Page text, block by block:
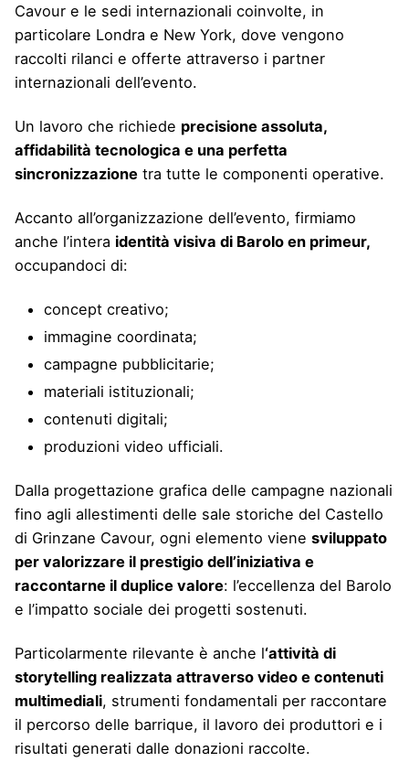
Cavour e le sedi internazionali coinvolte, in
particolare Londra e New York, dove vengono
raccolti rilanci e offerte attraverso i partner
internazionali dell’evento.
Un lavoro che richiede precisione assoluta,
affidabilità tecnologica e una perfetta
sincronizzazione tra tutte le componenti operative.
Accanto all’organizzazione dell’evento, firmiamo
anche l’intera identità visiva di Barolo en primeur,
occupandoci di:
concept creativo;
immagine coordinata;
campagne pubblicitarie;
materiali istituzionali;
contenuti digitali;
produzioni video ufficiali.
Dalla progettazione grafica delle campagne nazionali
fino agli allestimenti delle sale storiche del Castello
di Grinzane Cavour, ogni elemento viene sviluppato
per valorizzare il prestigio dell’iniziativa e
raccontarne il duplice valore: l’eccellenza del Barolo
e l’impatto sociale dei progetti sostenuti.
Particolarmente rilevante è anche l‘attività di
storytelling realizzata attraverso video e contenuti
multimediali, strumenti fondamentali per raccontare
il percorso delle barrique, il lavoro dei produttori e i
risultati generati dalle donazioni raccolte.